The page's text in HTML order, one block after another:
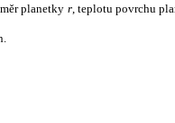
planetky r, teplotu povrchu